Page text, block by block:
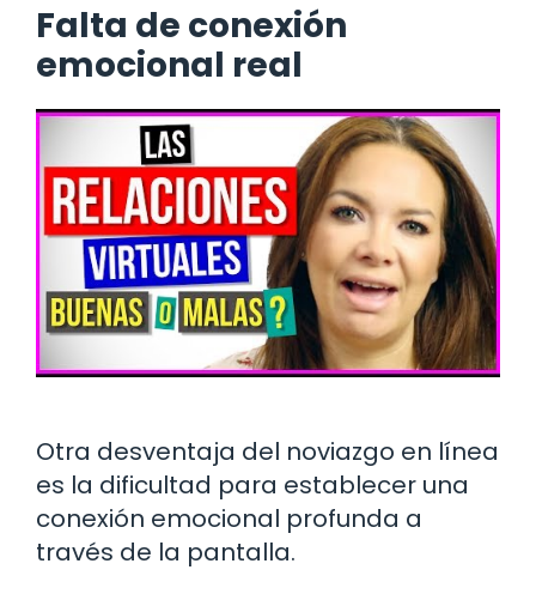
Falta de conexión
emocional real
Otra desventaja del noviazgo en línea
es la dificultad para establecer una
conexión emocional profunda a
través de la pantalla.